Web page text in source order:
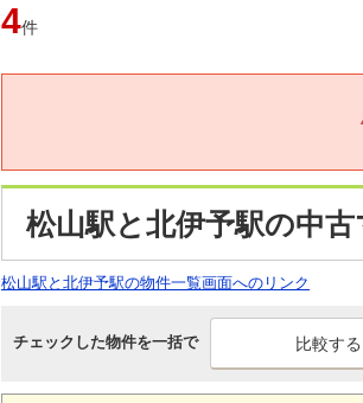
4件
松山駅と北伊予駅の中
松山駅と北伊予駅の物件一覧画面へのリンク
チェックした物件を一括で